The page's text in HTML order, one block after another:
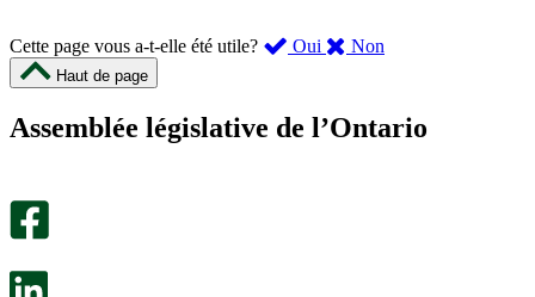
Cette page vous a-t-elle été utile? Oui ,
été
Non
m’a
Haut de page
Assemblée législative de l’Ontario